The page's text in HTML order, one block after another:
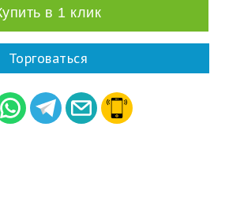
в 1 клик
Торговаться